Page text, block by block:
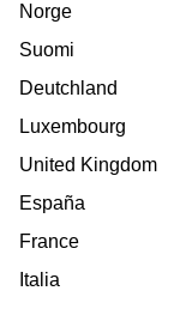
Norge
Suomi
Deutchland
Luxembourg
United Kingdom
España
France
Italia